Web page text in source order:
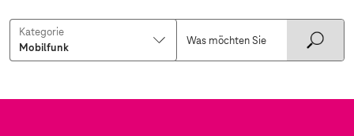
Kategorie